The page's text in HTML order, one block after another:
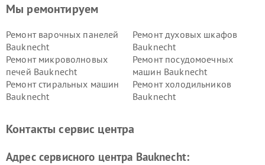
Мы ремонтируем
Ремонт варочных панелей
Bauknecht
Ремонт духовых шкафов
Bauknecht
Ремонт микроволновых
печей Bauknecht
Ремонт посудомоечных
машин Bauknecht
Ремонт стиральных машин
Bauknecht
Ремонт холодильников
Bauknecht
Контакты сервис центра
Адрес сервисного центра Bauknecht: